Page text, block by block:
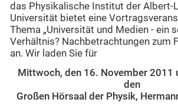
das Physikalische Institut der Albert-
Universität bietet eine
Thema „Universität und Medien - ein
Verhältnis? Nachbetrachtungen zum
an. Wir laden Sie für
Mittwoch, den 16. November 2011
den
Großen Hörsaal der Physik,